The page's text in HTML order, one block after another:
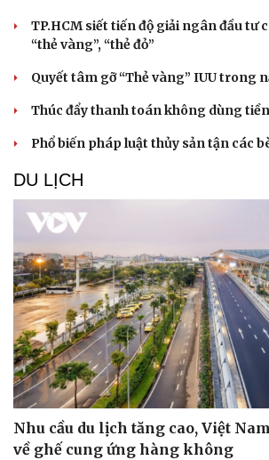
TP.HCM siết tiến độ giải ngân đầu tư
“thẻ vàng”, “thẻ đỏ”
Quyết tâm gỡ “Thẻ vàng” IUU trong
Thúc đẩy thanh toán không dùng
Phổ biến pháp luật thủy sản tận các
DU LỊCH
Nhu cầu du lịch tăng cao, Việt
về ghế cung ứng hàng không